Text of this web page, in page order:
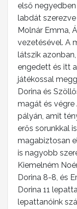
első
labdát
Molnár Emma,
vezetésével. A
látszik
engedett és itt
játékossal
Dorina és
magát és
pályán, amit
erős sorunkkal
magabiztosan
is nagyobb
Kiemelném
Dorina 8-8, és
Dorina 11
lepattanóink